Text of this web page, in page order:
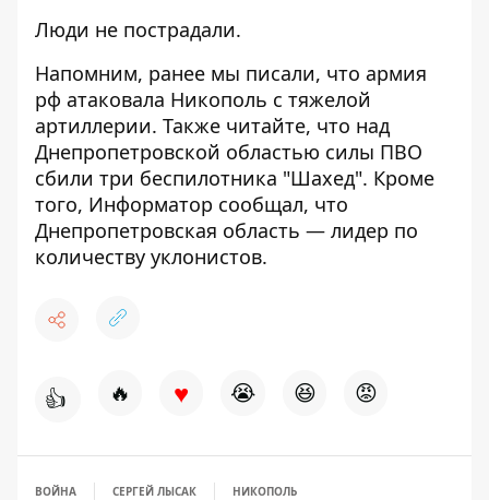
Люди не пострадали.
Напомним, ранее мы писали, что армия
рф атаковала Никополь с тяжелой
артиллерии. Также читайте, что над
Днепропетровской областью силы ПВО
сбили три беспилотника "Шахед". Кроме
того, Информатор сообщал, что
Днепропетровская область — лидер по
количеству уклонистов.
👍 🔥 ♥ 😭 😆 😡
ВОЙНА СЕРГЕЙ ЛЫСАК НИКОПОЛЬ